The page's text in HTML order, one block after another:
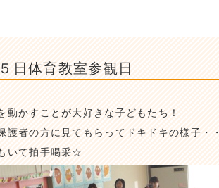
日体育教室参観日
動かすことが大好きな子どもたち！
護者の方に見てもらってドキドキの様子・・
いて拍手喝采☆